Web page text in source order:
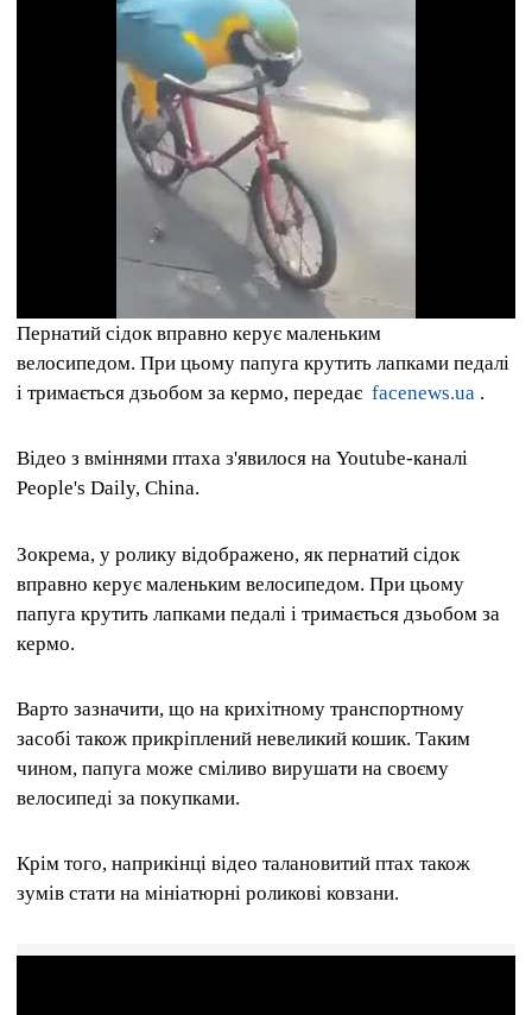
Пернатий сідок вправно керує маленьким
велосипедом. При цьому папуга крутить лапками педалі
і тримається дзьобом за кермо, передає facenews.ua .
Відео з вміннями птаха з'явилося на Youtube-каналі
People's Daily, China.
Зокрема, у ролику відображено, як пернатий сідок
вправно керує маленьким велосипедом. При цьому
папуга крутить лапками педалі і тримається дзьобом за
кермо.
Варто зазначити, що на крихітному транспортному
засобі також прикріплений невеликий кошик. Таким
чином, папуга може сміливо вирушати на своєму
велосипеді за покупками.
Крім того, наприкінці відео талановитий птах також
зумів стати на мініатюрні роликові ковзани.